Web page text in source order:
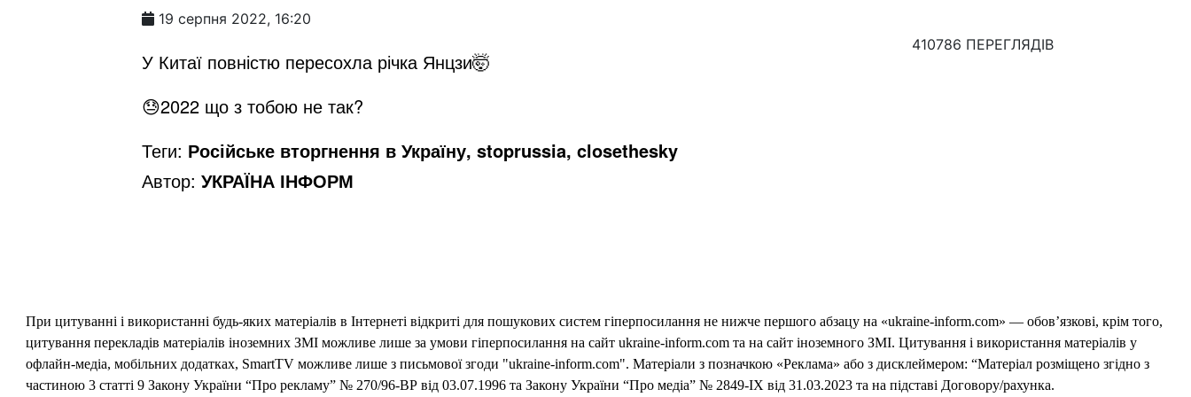
e
19 серпня 2022, 16:20
410786 ПЕРЕГЛЯДІВ
У Китаї повністю пересохла річка Янцзи🤯
😓2022 що з тобою не так?
Теги: Російське вторгнення в Україну, stoprussia, closethesky
Автор: УКРАЇНА ІНФОРМ
При цитуванні і використанні будь-яких матеріалів в Інтернеті відкриті для пошукових систем гіперпосилання не нижче першого абзацу на «ukraine-inform.com» — обов’язкові, крім того,
цитування перекладів матеріалів іноземних ЗМІ можливе лише за умови гіперпосилання на сайт ukraine-inform.com та на сайт іноземного ЗМІ. Цитування і використання матеріалів у
офлайн-медіа, мобільних додатках, SmartTV можливе лише з письмової згоди "ukraine-inform.com". Матеріали з позначкою «Реклама» або з дисклеймером: “Матеріал розміщено згідно з
частиною 3 статті 9 Закону України “Про рекламу” № 270/96-ВР від 03.07.1996 та Закону України “Про медіа” № 2849-IX від 31.03.2023 та на підставі Договору/рахунка.